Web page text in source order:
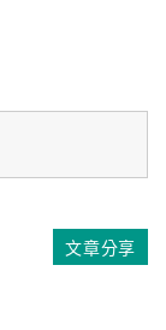
文章分享